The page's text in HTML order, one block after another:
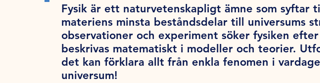
Fysik är ett naturvetenskapligt ämne som syftar
materiens minsta beståndsdelar till universums
observationer och experiment söker fysiken
beskrivas matematiskt i modeller och teorier.
det kan förklara allt från enkla fenomen i
universum!